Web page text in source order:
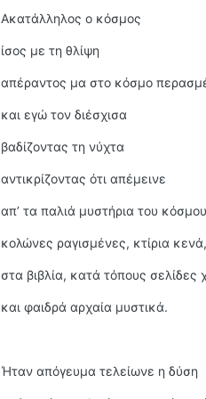
Ακατάλληλος ο κόσμος
ίσος με τη θλίψη
απέραντος μα στο κόσμο
και εγώ τον διέσχισα
βαδίζοντας τη νύχτα
αντικρίζοντας ότι απέμεινε
απ’ τα παλιά μυστήρια του
κολώνες ραγισμένες, κτίρια κενά,
στα βιβλία, κατά τόπους σελίδες
και φαιδρά αρχαία μυστικά.
Ήταν απόγευμα τελείωνε η δύση